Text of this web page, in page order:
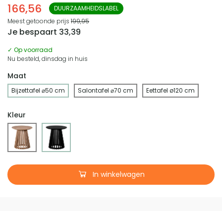
166,56
DUURZAAMHEIDSLABEL
Meest getoonde prijs 199,95
Je bespaart 33,39
✓ Op voorraad
Nu besteld, dinsdag in huis
Maat
Bijzettafel ⌀50 cm Salontafel ⌀70 cm Eettafel ø120 cm
Kleur
In winkelwagen